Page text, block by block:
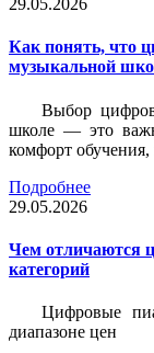
29.05.2026
Как понять, что
музыкальной
Выбор
школе — это
комфорт обучения,
Подробнее
29.05.2026
Чем отличаются
категорий
Цифровые
диапазоне цен